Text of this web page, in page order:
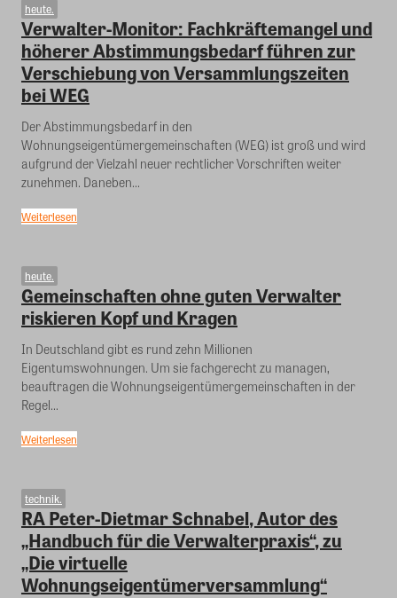
heute.
Verwalter-Monitor: Fachkräftemangel und
höherer Abstimmungsbedarf führen zur
Verschiebung von Versammlungszeiten
bei WEG
Der Abstimmungsbedarf in den
Wohnungseigentümergemeinschaften (WEG) ist groß und wird
aufgrund der Vielzahl neuer rechtlicher Vorschriften weiter
zunehmen. Daneben...
Weiterlesen
heute.
Gemeinschaften ohne guten Verwalter
riskieren Kopf und Kragen
In Deutschland gibt es rund zehn Millionen
Eigentumswohnungen. Um sie fachgerecht zu managen,
beauftragen die Wohnungseigentümergemeinschaften in der
Regel...
Weiterlesen
technik.
RA Peter-Dietmar Schnabel, Autor des
„Handbuch für die Verwalterpraxis“, zu
„Die virtuelle
Wohnungseigentümerversammlung“